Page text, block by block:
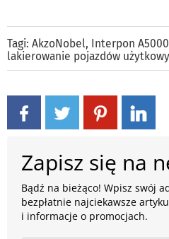
Tagi: AkzoNobel, Interpon A5000
lakierowanie pojazdów
Zapisz się na
Bądź na bieżąco! Wpisz swój
bezpłatnie najciekawsze
i informacje o promocjach.